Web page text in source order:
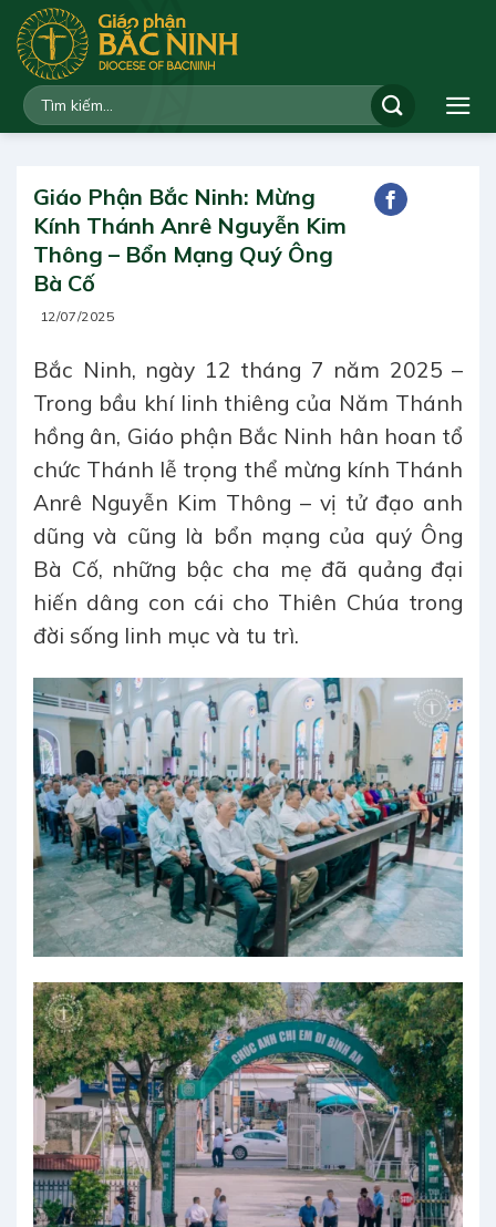
qua
dung
Giáo Phận Bắc Ninh: Mừng
Kính Thánh Anrê Nguyễn Kim
Thông – Bổn Mạng Quý Ông
Bà Cố
12/07/2025
Bắc Ninh, ngày 12 tháng 7 năm 2025 –
Trong bầu khí linh thiêng của Năm Thánh
hồng ân, Giáo phận Bắc Ninh hân hoan tổ
chức Thánh lễ trọng thể mừng kính Thánh
Anrê Nguyễn Kim Thông – vị tử đạo anh
dũng và cũng là bổn mạng của quý Ông
Bà Cố, những bậc cha mẹ đã quảng đại
hiến dâng con cái cho Thiên Chúa trong
đời sống linh mục và tu trì.